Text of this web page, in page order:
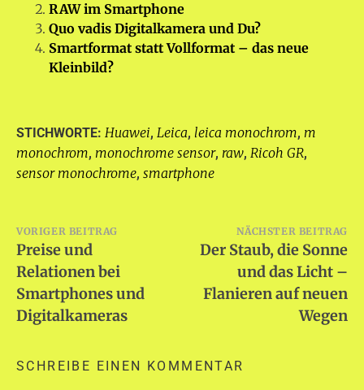
RAW im Smartphone
Quo vadis Digitalkamera und Du?
Smartformat statt Vollformat – das neue
Kleinbild?
STICHWORTE: Huawei, Leica, leica monochrom, m
monochrom, monochrome sensor, raw, Ricoh GR,
sensor monochrome, smartphone
Beitragsnavigation
VORIGER BEITRAG
Preise und
Relationen bei
Smartphones und
Digitalkameras
NÄCHSTER BEITRAG
Der Staub, die Sonne
und das Licht –
Flanieren auf neuen
Wegen
SCHREIBE EINEN KOMMENTAR